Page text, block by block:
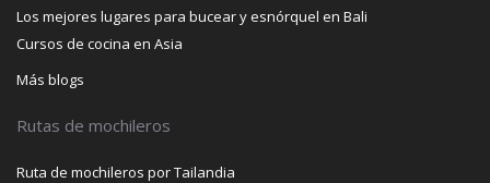
Los mejores lugares para bucear y esnórquel en Bali
Cursos de cocina en Asia
Más blogs
Rutas de mochileros
Ruta de mochileros por Tailandia